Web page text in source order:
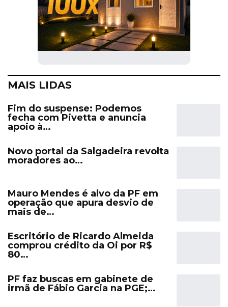
MAIS LIDAS
Fim do suspense: Podemos
fecha com Pivetta e anuncia
apoio à…
Novo portal da Salgadeira revolta
moradores ao…
Mauro Mendes é alvo da PF em
operação que apura desvio de
mais de…
Escritório de Ricardo Almeida
comprou crédito da Oi por R$
80…
PF faz buscas em gabinete de
irmã de Fábio Garcia na PGE;…